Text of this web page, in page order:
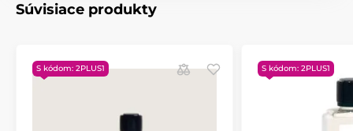
Súvisiace produkty
S kódom: 2PLUS1 S kódom: 2PLUS1